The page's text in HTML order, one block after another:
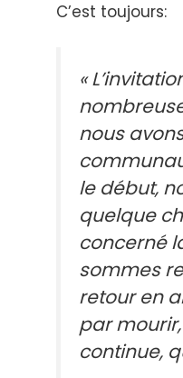
C’est toujours:
«
nous
le début,
quelque
concerné
sommes
retour en
par
continue,